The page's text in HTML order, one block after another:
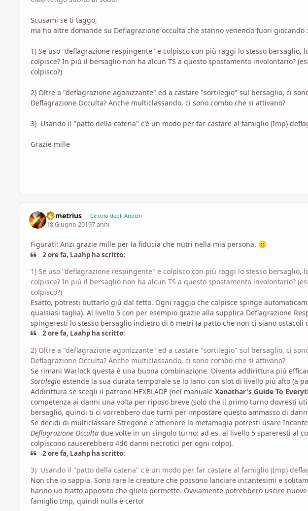
Scusami se ti taggo,
ma ho altre domande su Deflagrazione occulta che stanno venendo fuori giocando :
1) Se uso "deflagrazione respingente" e colpisco con più raggi lo stesso
colpisce? In più il bersaglio non ha alcun TS a questo spostamento involontario?
colpisco?)
2) Oltre a "deflagrazione agonizzante" ed a castare "sortilegio" sul bersaglio, ci
Deflagrazione Occulta? Anche multiclassando, ci sono combo che si attivano?
3) Usando il "patto della catena" c'è un modo per far castare al famiglio (Imp)
Grazie mille
Demetrius Circolo degli Antichi
18 Giugno 20197 anni
Figurati! Anzi grazie mille per la fiducia che nutri nella mia persona. 🙂
2 ore fa, Laahp ha scritto:
1) Se uso "deflagrazione respingente" e colpisco con più raggi lo stesso bersaglio,
colpisce? In più il bersaglio non ha alcun TS a questo spostamento involontario?
colpisco?)
Esatto, potresti buttarlo giù dal tetto. Ogni raggio che colpisce spinge
qualsiasi taglia). Al livello 5 con per esempio grazie alla supplica Deflagrazione
spingeresti lo stesso bersaglio indietro di 6 metri (a patto che non ci siano ostacoli
2 ore fa, Laahp ha scritto:
2) Oltre a "deflagrazione agonizzante" ed a castare "sortilegio" sul bersaglio, ci
Deflagrazione Occulta? Anche multiclassando, ci sono combo che si attivano?
Se rimani Warlock questa è una buona combinazione. Diventa addirittura più
Sortilegio estende la sua durata temporale se lo lanci con slot di livello più alto (a
Addirittura se scegli il patrono HEXBLADE (nel manuale Xanathar's Guide To
competenza ai danni una volta per riposo breve (solo che il primo turno dovresti
bersaglio, quindi ti ci vorrebbero due turni per impostare questo ammasso di
Se decidi di multiclassare Stregone e ottienere la metamagia potresti usare
Deflagrazione Occulta due volte in un singolo turno: ad es. al livello 5 spareresti al
colpiscono causerebbero 4d6 danni necrotici per ogni colpo).
2 ore fa, Laahp ha scritto:
3) Usando il "patto della catena" c'è un modo per far castare al famiglio (Imp)
Non che io sappia. Sono rare le creature che possono lanciare incantesimi e
hanno un tratto apposito che glielo permette. Ovviamente potrebbero uscire
famiglio Imp, quindi nulla è certo!